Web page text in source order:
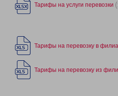
Тарифы на услуги перевозки
Тарифы на перевозку в
Тарифы на перевозку из